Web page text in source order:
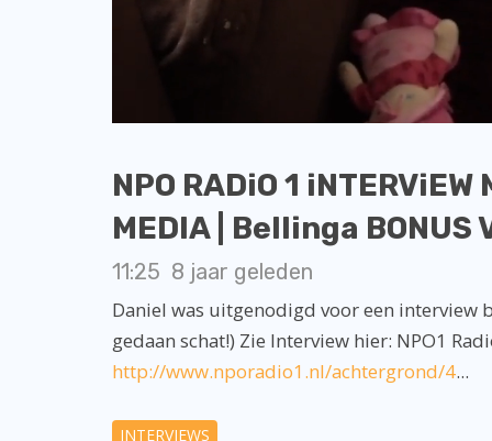
NPO RADiO 1
MEDIA | Bellinga BONUS
11:25 8 jaar geleden
Daniel was uitgenodigd voor een interview
gedaan schat!) Zie Interview hier: NPO1
http://www.nporadio1.nl/achtergrond/4...
INTERVIEWS